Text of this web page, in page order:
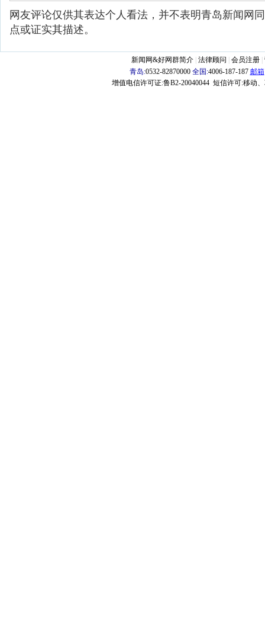
网友评论仅供其表达个人看法，并不表明青岛新闻网
点或证实其描述。